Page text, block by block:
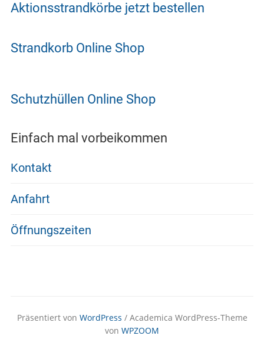
Aktionsstrandkörbe jetzt bestellen
Strandkorb Online Shop
Schutzhüllen Online Shop
Einfach mal vorbeikommen
Kontakt
Anfahrt
Öffnungszeiten
Präsentiert von WordPress / Academica WordPress-Theme
von WPZOOM